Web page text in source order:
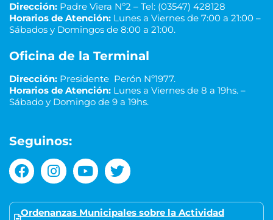
Dirección: Padre Viera Nº2 – Tel: (03547) 428128
Horarios de Atención: Lunes a Viernes de 7:00 a 21:00 –
Sábados y Domingos de 8:00 a 21:00.
Oficina de la Terminal
Dirección: Presidente Perón Nº1977.
Horarios de Atención: Lunes a Viernes de 8 a 19hs. –
Sábado y Domingo de 9 a 19hs.
Seguinos:
Ordenanzas Municipales sobre la Actividad